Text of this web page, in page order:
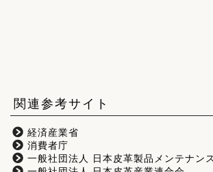
関連参考サイト
経済産業省
消費者庁
一般社団法人 日本皮革製品メンテナン